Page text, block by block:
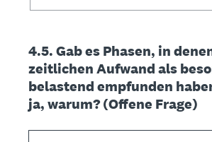
4.5. Gab es Phasen, in
zeitlichen Aufwand als
belastend empfunden
ja, warum? (Offene Frage)